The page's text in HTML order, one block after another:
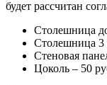
будет рассчитан
Столешница
Столешница 3
Стеновая
Цоколь – 50